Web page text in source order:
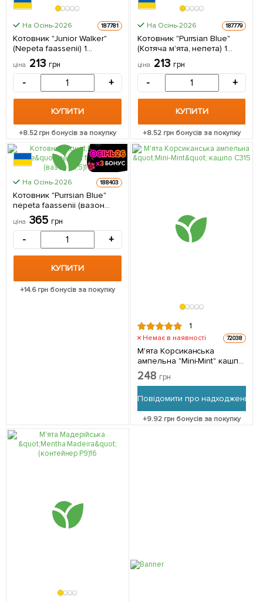
На Осінь-2026 187781
Котовник "Junior Walker"
(Nepeta faassenii) 1
саджанець в упаковці
ціна 213 грн
- +
КУПИТИ
+8.52грн бонусів за покупку
На Осінь-2026 187779
Котовник "Purrsian Blue"
(Котяча м'ята, непета) 1
саджанець в упаковці
ціна 213 грн
- +
КУПИТИ
+8.52 грн бонусів за покупку
КРУПНОМІР
На Осінь-2026 188403
Котовник "Purrsian Blue"
nepeta faassenii (вазон
С1,5) 1 саджанець в
упаковці
ціна 365 грн
- +
КУПИТИ
+14.6грн бонусів за покупку
1
Немає в наявності 72038
М'ята Корсиканська
ампельна "Mini-Mint" кашпо
C3 1 саджанець в упаковці
248 грн
Повідомити про надходження
+9.92грн бонусів за покупку